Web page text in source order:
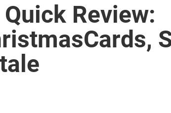
Review: